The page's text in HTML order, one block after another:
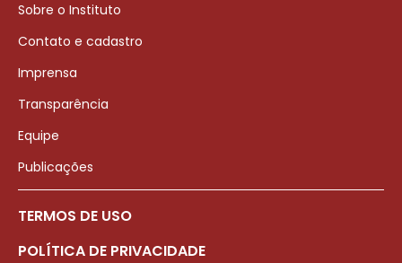
Sobre o Instituto
Contato e cadastro
Imprensa
Transparência
Equipe
Publicações
TERMOS DE USO
POLÍTICA DE PRIVACIDADE